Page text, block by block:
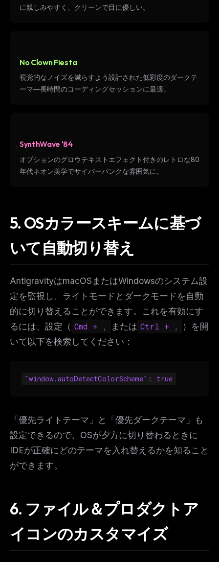
に親しみやすく、クリーンで目に優しい。
No Clown Fiesta
視覚的なノイズを減らすよう設計された低彩度のダークテ
ーマ—長時間のコーディングセッションに最適。
SynthWave '84
オプションのグロウテキストエフェクト付きのレトロな80
年代ネオン美学でサイバーパンクな雰囲気に。
5. OSカラースキームに基づ
いて自動切り替え
AntigravityはmacOSまたはWindowsのシステム設
定を監視し、ライトモードとダークモードを自動
的に切り替えることができます。これを有効にす
るには、設定（ Cmd + , または Ctrl + ,
）を開
いて以下を検索してください：
"window.autoDetectColorScheme": true
「優先ライトテーマ」と「優先ダークテーマ」も
設定できるので、OSが夕方に切り替わるときに
IDEが正確にどのテーマを入れ替えるかを知ること
ができます。
6. ファイル＆プロダクトア
イコンのカスタマイズ